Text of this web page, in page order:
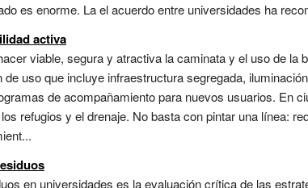
es enorme. La el acuerdo entre universidades ha
activa
viable, segura y atractiva la caminata y el uso de
uso que incluye infraestructura segregada,
de acompañamiento para nuevos usuarios. En
refugios y el drenaje. No basta con pintar una línea:
en universidades es la evaluación crítica de las